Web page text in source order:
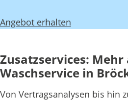
Angebot erhalten
Zusatzservices:
Waschservice in
Von Vertragsanalysen bis hin